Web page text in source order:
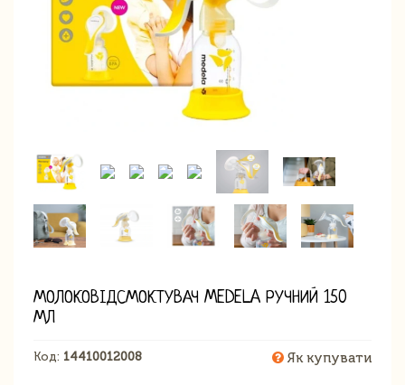
МОЛОКОВІДСМОКТУВАЧ MEDELA РУЧНИЙ 150
МЛ
Код: 14410012008 Як купувати